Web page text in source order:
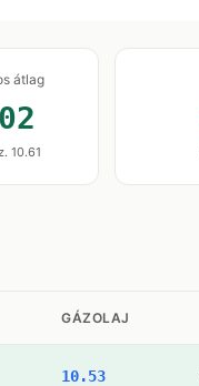
átlag
10.61
GÁZOLAJ
10.53